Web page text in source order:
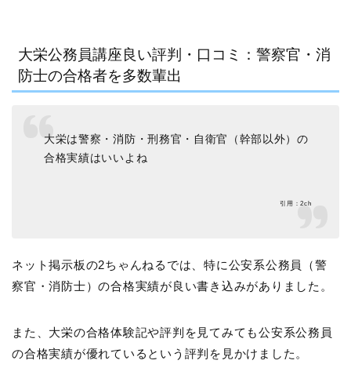
大栄公務員講座良い評判・口コミ：警察官・消
防士の合格者を多数輩出
大栄は警察・消防・刑務官・自衛官（幹部以外）の
合格実績はいいよね
引用：2ch
ネット掲示板の2ちゃんねるでは、特に公安系公務員（警
察官・消防士）の合格実績が良い書き込みがありました。
また、大栄の合格体験記や評判を見てみても公安系公務員
の合格実績が優れているという評判を見かけました。